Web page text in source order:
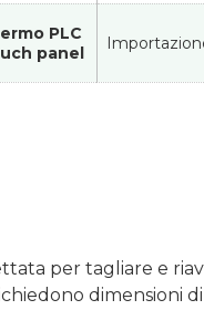
PLC
panel
per tagliare e
dimensioni